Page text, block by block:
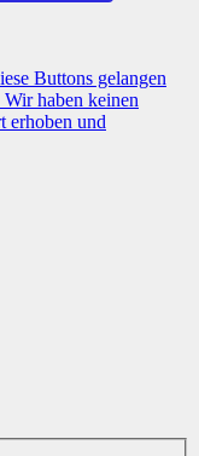
Buttons gelangen
haben keinen
erhoben und